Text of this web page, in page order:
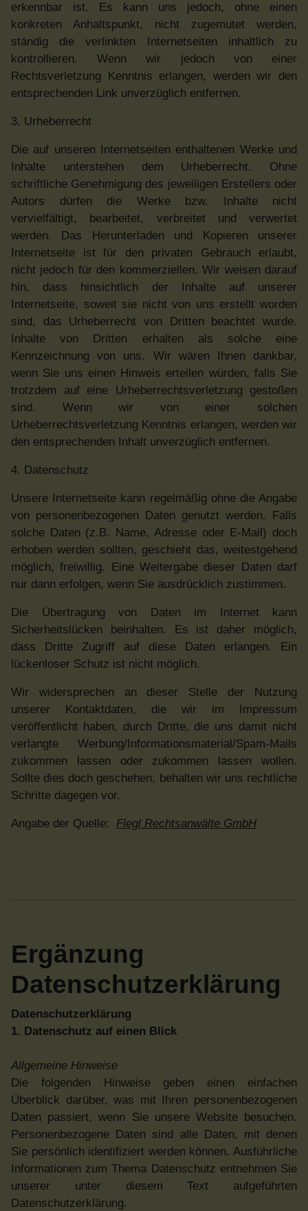
erkennbar ist. Es kann uns jedoch, ohne einen
konkreten Anhaltspunkt, nicht zugemutet werden,
ständig die verlinkten Internetseiten inhaltlich zu
kontrollieren. Wenn wir jedoch von einer
Rechtsverletzung Kenntnis erlangen, werden wir den
entsprechenden Link unverzüglich entfernen.
3. Urheberrecht
Die auf unseren Internetseiten enthaltenen Werke und
Inhalte unterstehen dem Urheberrecht. Ohne
schriftliche Genehmigung des jeweiligen Erstellers oder
Autors dürfen die Werke bzw. Inhalte nicht
vervielfältigt, bearbeitet, verbreitet und verwertet
werden. Das Herunterladen und Kopieren unserer
Internetseite ist für den privaten Gebrauch erlaubt,
nicht jedoch für den kommerziellen. Wir weisen darauf
hin, dass hinsichtlich der Inhalte auf unserer
Internetseite, soweit sie nicht von uns erstellt worden
sind, das Urheberrecht von Dritten beachtet wurde.
Inhalte von Dritten erhalten als solche eine
Kennzeichnung von uns. Wir wären Ihnen dankbar,
wenn Sie uns einen Hinweis erteilen würden, falls Sie
trotzdem auf eine Urheberrechtsverletzung gestoßen
sind. Wenn wir von einer solchen
Urheberrechtsverletzung Kenntnis erlangen, werden wir
den entsprechenden Inhalt unverzüglich entfernen.
4. Datenschutz
Unsere Internetseite kann regelmäßig ohne die Angabe
von personenbezogenen Daten genutzt werden. Falls
solche Daten (z.B. Name, Adresse oder E-Mail) doch
erhoben werden sollten, geschieht das, weitestgehend
möglich, freiwillig. Eine Weitergabe dieser Daten darf
nur dann erfolgen, wenn Sie ausdrücklich zustimmen.
Die Übertragung von Daten im Internet kann
Sicherheitslücken beinhalten. Es ist daher möglich,
dass Dritte Zugriff auf diese Daten erlangen. Ein
lückenloser Schutz ist nicht möglich.
Wir widersprechen an dieser Stelle der Nutzung
unserer Kontaktdaten, die wir im Impressum
veröffentlicht haben, durch Dritte, die uns damit nicht
verlangte Werbung/Informationsmaterial/Spam-Mails
zukommen lassen oder zukommen lassen wollen.
Sollte dies doch geschehen, behalten wir uns rechtliche
Schritte dagegen vor.
Angabe der Quelle: Flegl Rechtsanwälte GmbH
Ergänzung
Datenschutzerklärung
Datenschutzerklärung
1. Datenschutz auf einen Blick
Allgemeine Hinweise
Die folgenden Hinweise geben einen einfachen
Überblick darüber, was mit Ihren personenbezogenen
Daten passiert, wenn Sie unsere Website besuchen.
Personenbezogene Daten sind alle Daten, mit denen
Sie persönlich identifiziert werden können. Ausführliche
Informationen zum Thema Datenschutz entnehmen Sie
unserer unter diesem Text aufgeführten
Datenschutzerklärung.